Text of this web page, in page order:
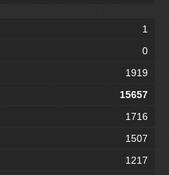
1
0
1919
15657
1716
1507
1217